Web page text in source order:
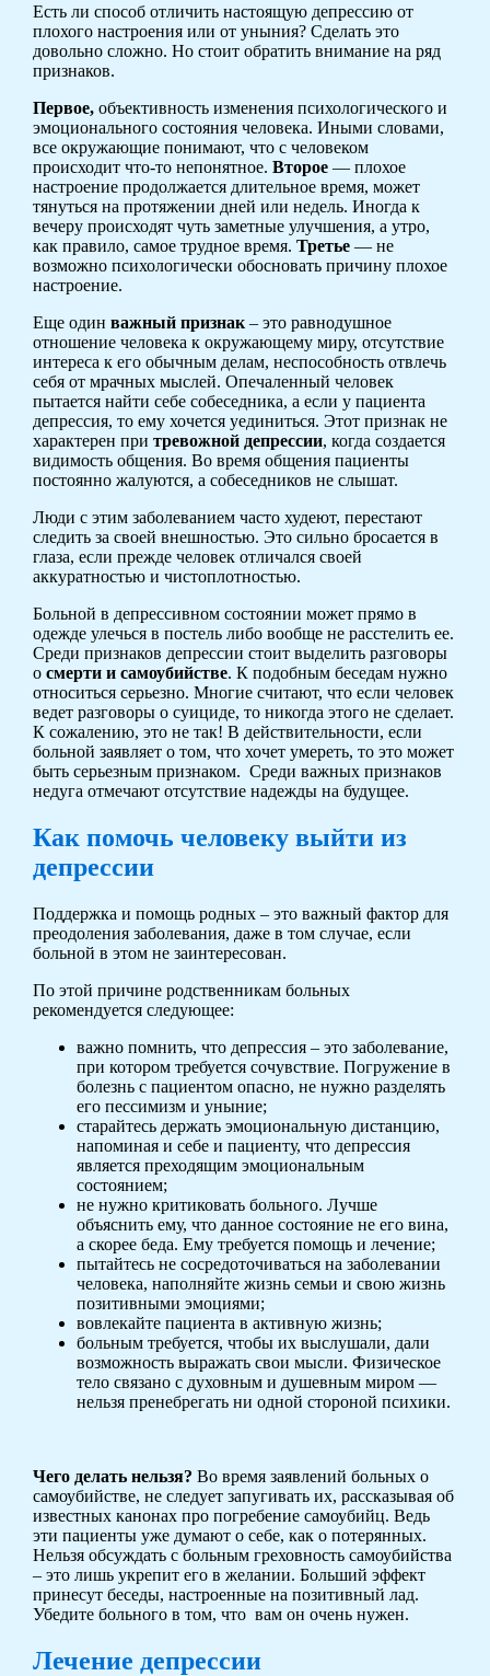
Есть ли способ отличить настоящую депрессию от
плохого настроения или от уныния? Сделать это
довольно сложно. Но стоит обратить внимание на ряд
признаков.
Первое,объективность изменения психологического и
эмоционального состояния человека. Иными словами,
все окружающие понимают, что с человеком
происходит что-то непонятное. Второе— плохое
настроение продолжается длительное время, может
тянуться на протяжении дней или недель. Иногда к
вечеру происходят чуть заметные улучшения, а утро,
как правило, самое трудное время. Третье— не
возможно психологически обосновать причину плохое
настроение.
Еще один важный признак– это равнодушное
отношение человека к окружающему миру, отсутствие
интереса к его обычным делам, неспособность отвлечь
себя от мрачных мыслей. Опечаленный человек
пытается найти себе собеседника, а если у пациента
депрессия, то ему хочется уединиться. Этот признак не
характерен при тревожной депрессии, когда создается
видимость общения. Во время общения пациенты
постоянно жалуются, а собеседников не слышат.
Люди с этим заболеванием часто худеют, перестают
следить за своей внешностью. Это сильно бросается в
глаза, если прежде человек отличался своей
аккуратностью и чистоплотностью.
Больной в депрессивном состоянии может прямо в
одежде улечься в постель либо вообще не расстелить ее.
Среди признаков депрессии стоит выделить разговоры
о смерти и самоубийстве. К подобным беседам нужно
относиться серьезно. Многие считают, что если человек
ведет разговоры о суициде, то никогда этого не сделает.
К сожалению, это не так! В действительности, если
больной заявляет о том, что хочет умереть, то это может
быть серьезным признаком. Среди важных признаков
недуга отмечают отсутствие надежды на будущее.
Как помочь человеку выйти из
депрессии
Поддержка и помощь родных – это важный фактор для
преодоления заболевания, даже в том случае, если
больной в этом не заинтересован.
По этой причине родственникам больных
рекомендуется следующее:
важно помнить, что депрессия – это заболевание,
при котором требуется сочувствие. Погружение в
болезнь с пациентом опасно, не нужно разделять
его пессимизм и уныние;
старайтесь держать эмоциональную дистанцию,
напоминая и себе и пациенту, что депрессия
является преходящим эмоциональным
состоянием;
не нужно критиковать больного. Лучше
объяснить ему, что данное состояние не его вина,
а скорее беда. Ему требуется помощь и лечение;
пытайтесь не сосредоточиваться на заболевании
человека, наполняйте жизнь семьи и свою жизнь
позитивными эмоциями;
вовлекайте пациента в активную жизнь;
больным требуется, чтобы их выслушали, дали
возможность выражать свои мысли. Физическое
тело связано с духовным и душевным миром —
нельзя пренебрегать ни одной стороной психики.
Чего делать нельзя? Во время заявлений больных о
самоубийстве, не следует запугивать их, рассказывая об
известных канонах про погребение самоубийц. Ведь
эти пациенты уже думают о себе, как о потерянных.
Нельзя обсуждать с больным греховность самоубийства
– это лишь укрепит его в желании. Больший эффект
принесут беседы, настроенные на позитивный лад.
Убедите больного в том, что вам он очень нужен.
Лечение депрессии